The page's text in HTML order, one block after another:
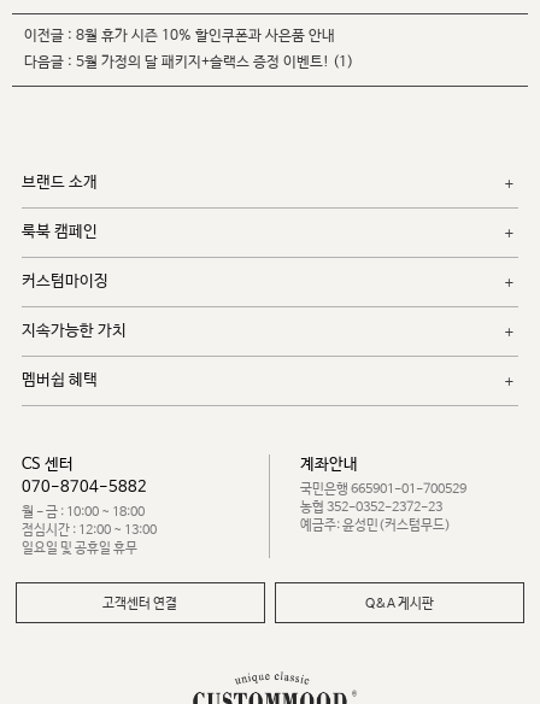
이전글 : 8월 휴가 시즌 10% 할인쿠폰과 사은품 안내
다음글 : 5월 가정의 달 패키지+슬랙스 증정 이벤트! (1)
브랜드 소개
룩북 캠페인
커스텀마이징
지속가능한 가치
멤버쉽 혜택
CS 센터
070-8704-5882
월 - 금 : 10:00 ~ 18:00
점심시간 : 12:00 ~ 13:00
일요일 및 공휴일 휴무
계좌안내
국민은행 665901-01-700529
농협 352-0352-2372-23
예금주: 윤성민(커스텀무드)
고객센터 연결 Q&A 게시판